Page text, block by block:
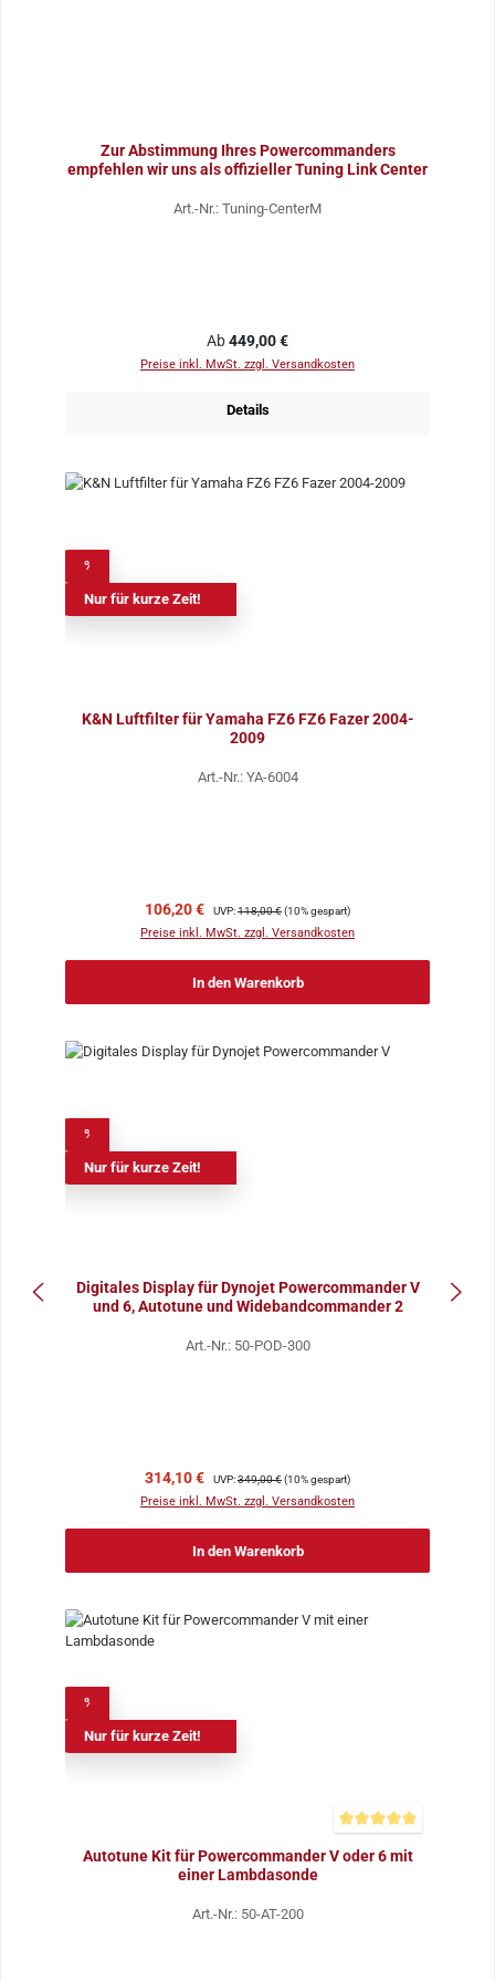
Zur Abstimmung Ihres Powercommanders
empfehlen wir uns als offizieller Tuning Link Center
Art.-Nr.: Tuning-CenterM
Regulärer Preis:
Ab449,00 €
Preise inkl. MwSt. zzgl. Versandkosten
Details
Nur für kurze Zeit!
K&N Luftfilter für Yamaha FZ6 FZ6 Fazer 2004-
2009
Art.-Nr.: YA-6004
Verkaufspreis:
106,20 € Regulärer Preis:
UVP:118,00 €(10% gespart)
Preise inkl. MwSt. zzgl. Versandkosten
In den Warenkorb
Nur für kurze Zeit!
Digitales Display für Dynojet Powercommander V
und 6, Autotune und Widebandcommander 2
Art.-Nr.: 50-POD-300
Verkaufspreis:
314,10 € Regulärer Preis:
UVP:349,00 €(10% gespart)
Preise inkl. MwSt. zzgl. Versandkosten
In den Warenkorb
Nur für kurze Zeit!
Autotune Kit für Powercommander V oder 6 mit
einer Lambdasonde
Art.-Nr.: 50-AT-200